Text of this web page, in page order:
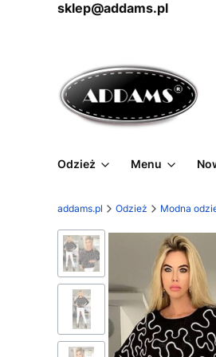
sklep@addams.pl
Odzież Menu
addams.pl Odzież Modna